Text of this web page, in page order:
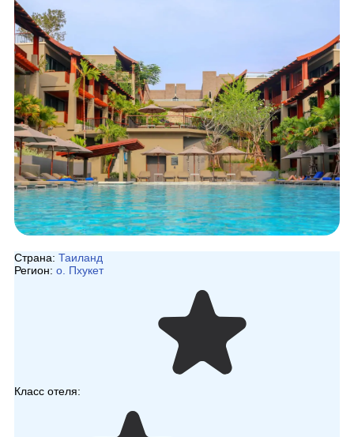
Страна: Таиланд
Регион: о. Пхукет
Класс отеля: